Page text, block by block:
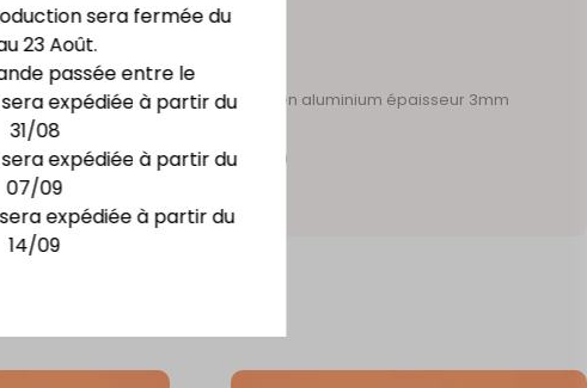
sera fermée du
23 Août.
passée entre le
expédiée à partir du
31/08
expédiée à partir du
07/09
expédiée à partir du
14/09
en acier épaisseur 1mm – support en aluminium épaisseur 3mm
haute résistance
40 cm x haut. 20,8 cm x prof. 7,3 cm
éclairage LED